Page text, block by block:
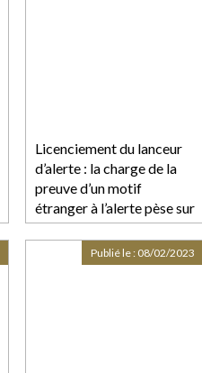
Licenciement du lanceur
d’alerte : la charge de la
preuve d’un motif
étranger à l’alerte pèse sur
l’employeur
Publié le : 08/02/2023